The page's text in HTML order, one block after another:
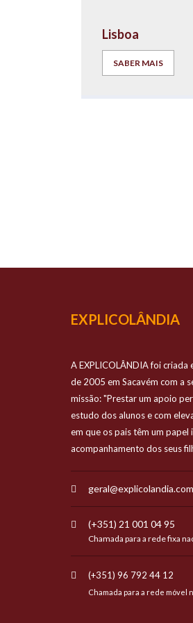
Lisboa
SABER MAIS
EXPLICOLÂNDIA
A EXPLICOLÂNDIA foi criada
de 2005 em Sacavém com a
missão: "Prestar um apoio
estudo dos alunos e com
em que os pais têm um
acompanhamento dos seus
geral@explicolandia.com
(+351) 21 001 04 95
Chamada para a rede fixa
(+351) 96 792 44 12
Chamada para a rede móvel